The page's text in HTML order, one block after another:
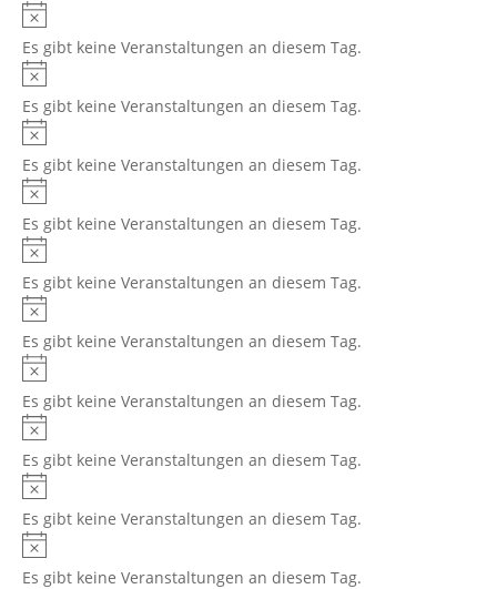
Hinweis
Es gibt keine Veranstaltungen an diesem Tag.
Hinweis
Es gibt keine Veranstaltungen an diesem Tag.
Hinweis
Es gibt keine Veranstaltungen an diesem Tag.
Hinweis
Es gibt keine Veranstaltungen an diesem Tag.
Hinweis
Es gibt keine Veranstaltungen an diesem Tag.
Hinweis
Es gibt keine Veranstaltungen an diesem Tag.
Hinweis
Es gibt keine Veranstaltungen an diesem Tag.
Hinweis
Es gibt keine Veranstaltungen an diesem Tag.
Hinweis
Es gibt keine Veranstaltungen an diesem Tag.
Hinweis
Es gibt keine Veranstaltungen an diesem Tag.